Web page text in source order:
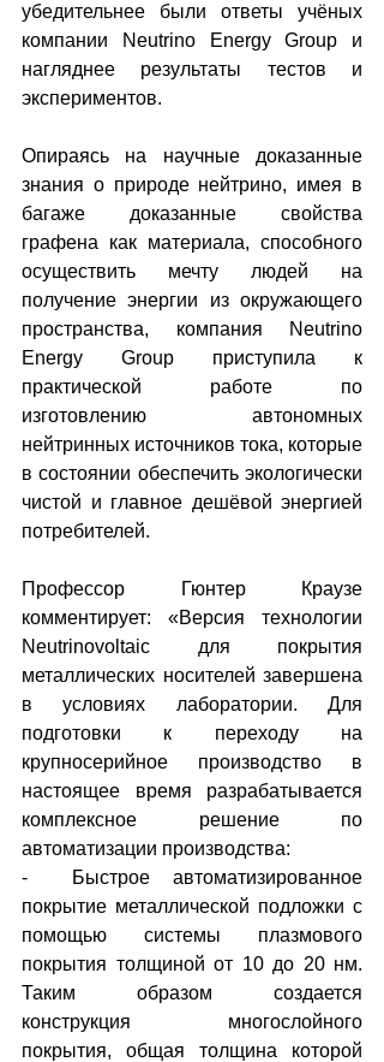
убедительнее были ответы учёных
компании Neutrino Energy Group и
нагляднее результаты тестов и
экспериментов.
Опираясь на научные доказанные
знания о природе нейтрино, имея в
багаже доказанные свойства
графена как материала, способного
осуществить мечту людей на
получение энергии из окружающего
пространства, компания Neutrino
Energy Group приступила к
практической работе по
изготовлению автономных
нейтринных источников тока, которые
в состоянии обеспечить экологически
чистой и главное дешёвой энергией
потребителей.
Профессор Гюнтер Краузе
комментирует: «Версия технологии
Neutrinovoltaic для покрытия
металлических носителей завершена
в условиях лаборатории. Для
подготовки к переходу на
крупносерийное производство в
настоящее время разрабатывается
комплексное решение по
автоматизации производства:
-  Быстрое автоматизированное
покрытие металлической подложки с
помощью системы плазмового
покрытия толщиной от 10 до 20 нм.
Таким образом создается
конструкция многослойного
покрытия, общая толщина которой